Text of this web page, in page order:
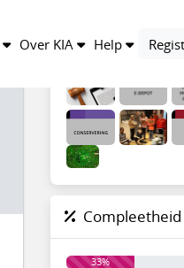
Over KIA Help
33%